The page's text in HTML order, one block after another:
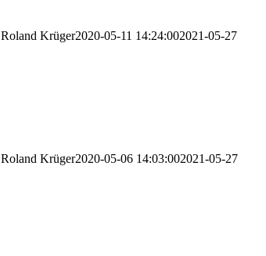
Roland Krüger2020-05-11 14:24:002021-05-27
Roland Krüger2020-05-06 14:03:002021-05-27